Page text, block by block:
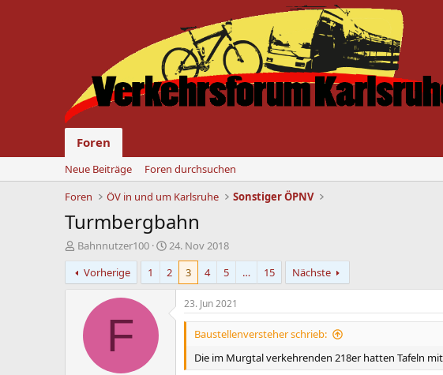
Foren
Neue Beiträge
Foren durchsuchen
Foren
ÖV in und um Karlsruhe Sonstiger ÖPNV
Turmbergbahn
E
r
s
t
Bahnnutzer100
E
r
s
t
l
24. Nov 2018
Vorherige
1 2 3 4 5 … 15 Nächste
F
23. Jun 2021
Baustellenversteher schrieb:
Die im Murgtal verkehrenden 218er hatten Tafeln